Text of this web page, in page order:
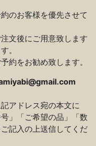
のお客様を優先させて
文後にご用意致します
。
約をお勧め致します。
アドレス宛の本文に
」「ご希望の品」「数
記入の上送信してくだ